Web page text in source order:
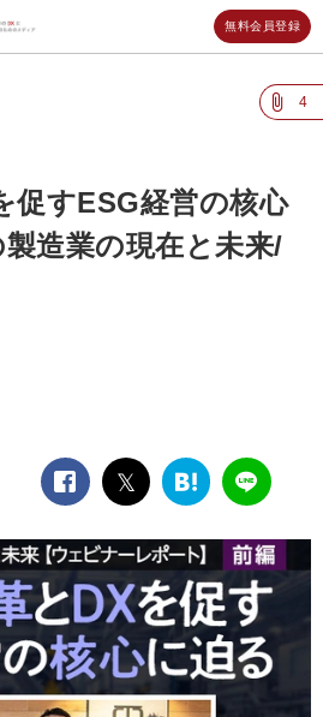
無料会員登録
4
促すESG経営の核心
造業の現在と未来/
facebook
twitterは
な
ブ
ッ
ク
マ
ー
ク
LINE